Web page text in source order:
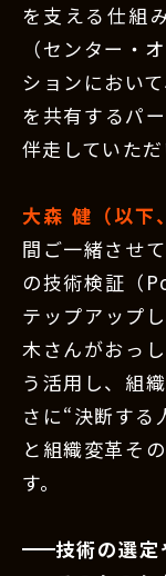
を支える仕組
（センター・
ションにおい
を共有するパ
伴走していただ
大森 健（以下
間ご一緒させ
の技術検証（
テップアップ
木さんがおっ
う活用し、組
さに“決断する
と組織変革そ
す。
技術の選